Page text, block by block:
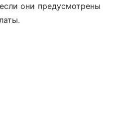
они предусмотрены